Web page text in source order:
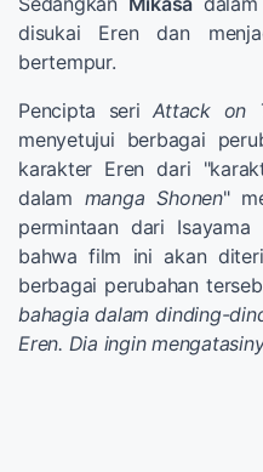
disukai Eren dan
bertempur.
Pencipta seriAttack on
menyetujui berbagai
karakter Eren dari
dalam manga Shonen"
permintaan dari Isayama
bahwa film ini akan
berbagai perubahan
bahagia dalam dinding-
Eren. Dia ingin